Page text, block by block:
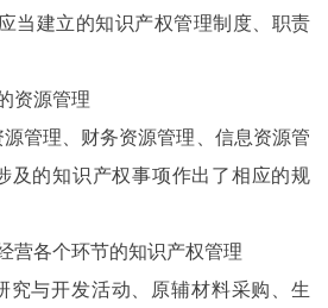
当建立的知识产权管理制度、职责
资源管理
管理、财务资源管理、信息资源管
及的知识产权事项作出了相应的规
营各个环节的知识产权管理
究与开发活动、原辅材料采购、生